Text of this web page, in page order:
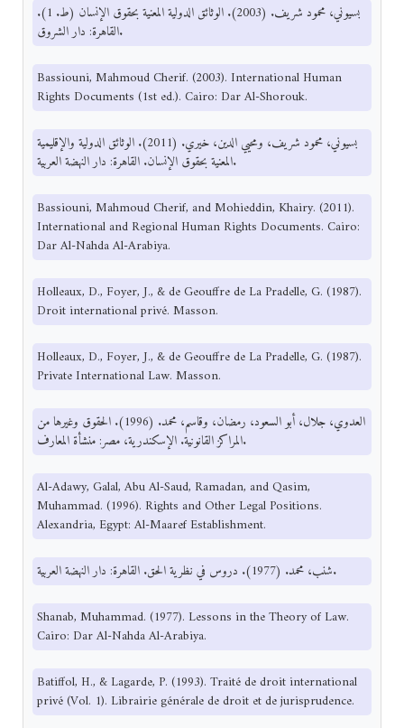
بسيوني، محمود شريف. (2003). الوثائق الدولية المعنية بحقوق الإنسان (ط. 1).
القاهرة: دار الشروق.
Bassiouni, Mahmoud Cherif. (2003). International Human
Rights Documents (1st ed.). Cairo: Dar Al-Shorouk.
بسيوني، محمود شريف، ومحيي الدين، خيري. (2011). الوثائق الدولية والإقليمية
المعنية بحقوق الإنسان. القاهرة: دار النهضة العربية.
Bassiouni, Mahmoud Cherif, and Mohieddin, Khairy. (2011).
International and Regional Human Rights Documents. Cairo:
Dar Al-Nahda Al-Arabiya.
Holleaux, D., Foyer, J., & de Geouffre de La Pradelle, G. (1987).
Droit international privé. Masson.
Holleaux, D., Foyer, J., & de Geouffre de La Pradelle, G. (1987).
Private International Law. Masson.
العدوي، جلال، أبو السعود، رمضان، وقاسم، محمد. (1996). الحقوق وغيرها من
المراكز القانونية. الإسكندرية، مصر: منشأة المعارف.
Al-Adawy, Galal, Abu Al-Saud, Ramadan, and Qasim,
Muhammad. (1996). Rights and Other Legal Positions.
Alexandria, Egypt: Al-Maaref Establishment.
شنب، محمد. (1977). دروس في نظرية الحق. القاهرة: دار النهضة العربية.
Shanab, Muhammad. (1977). Lessons in the Theory of Law.
Cairo: Dar Al-Nahda Al-Arabiya.
Batiffol, H., & Lagarde, P. (1993). Traité de droit international
privé (Vol. 1). Librairie générale de droit et de jurisprudence.